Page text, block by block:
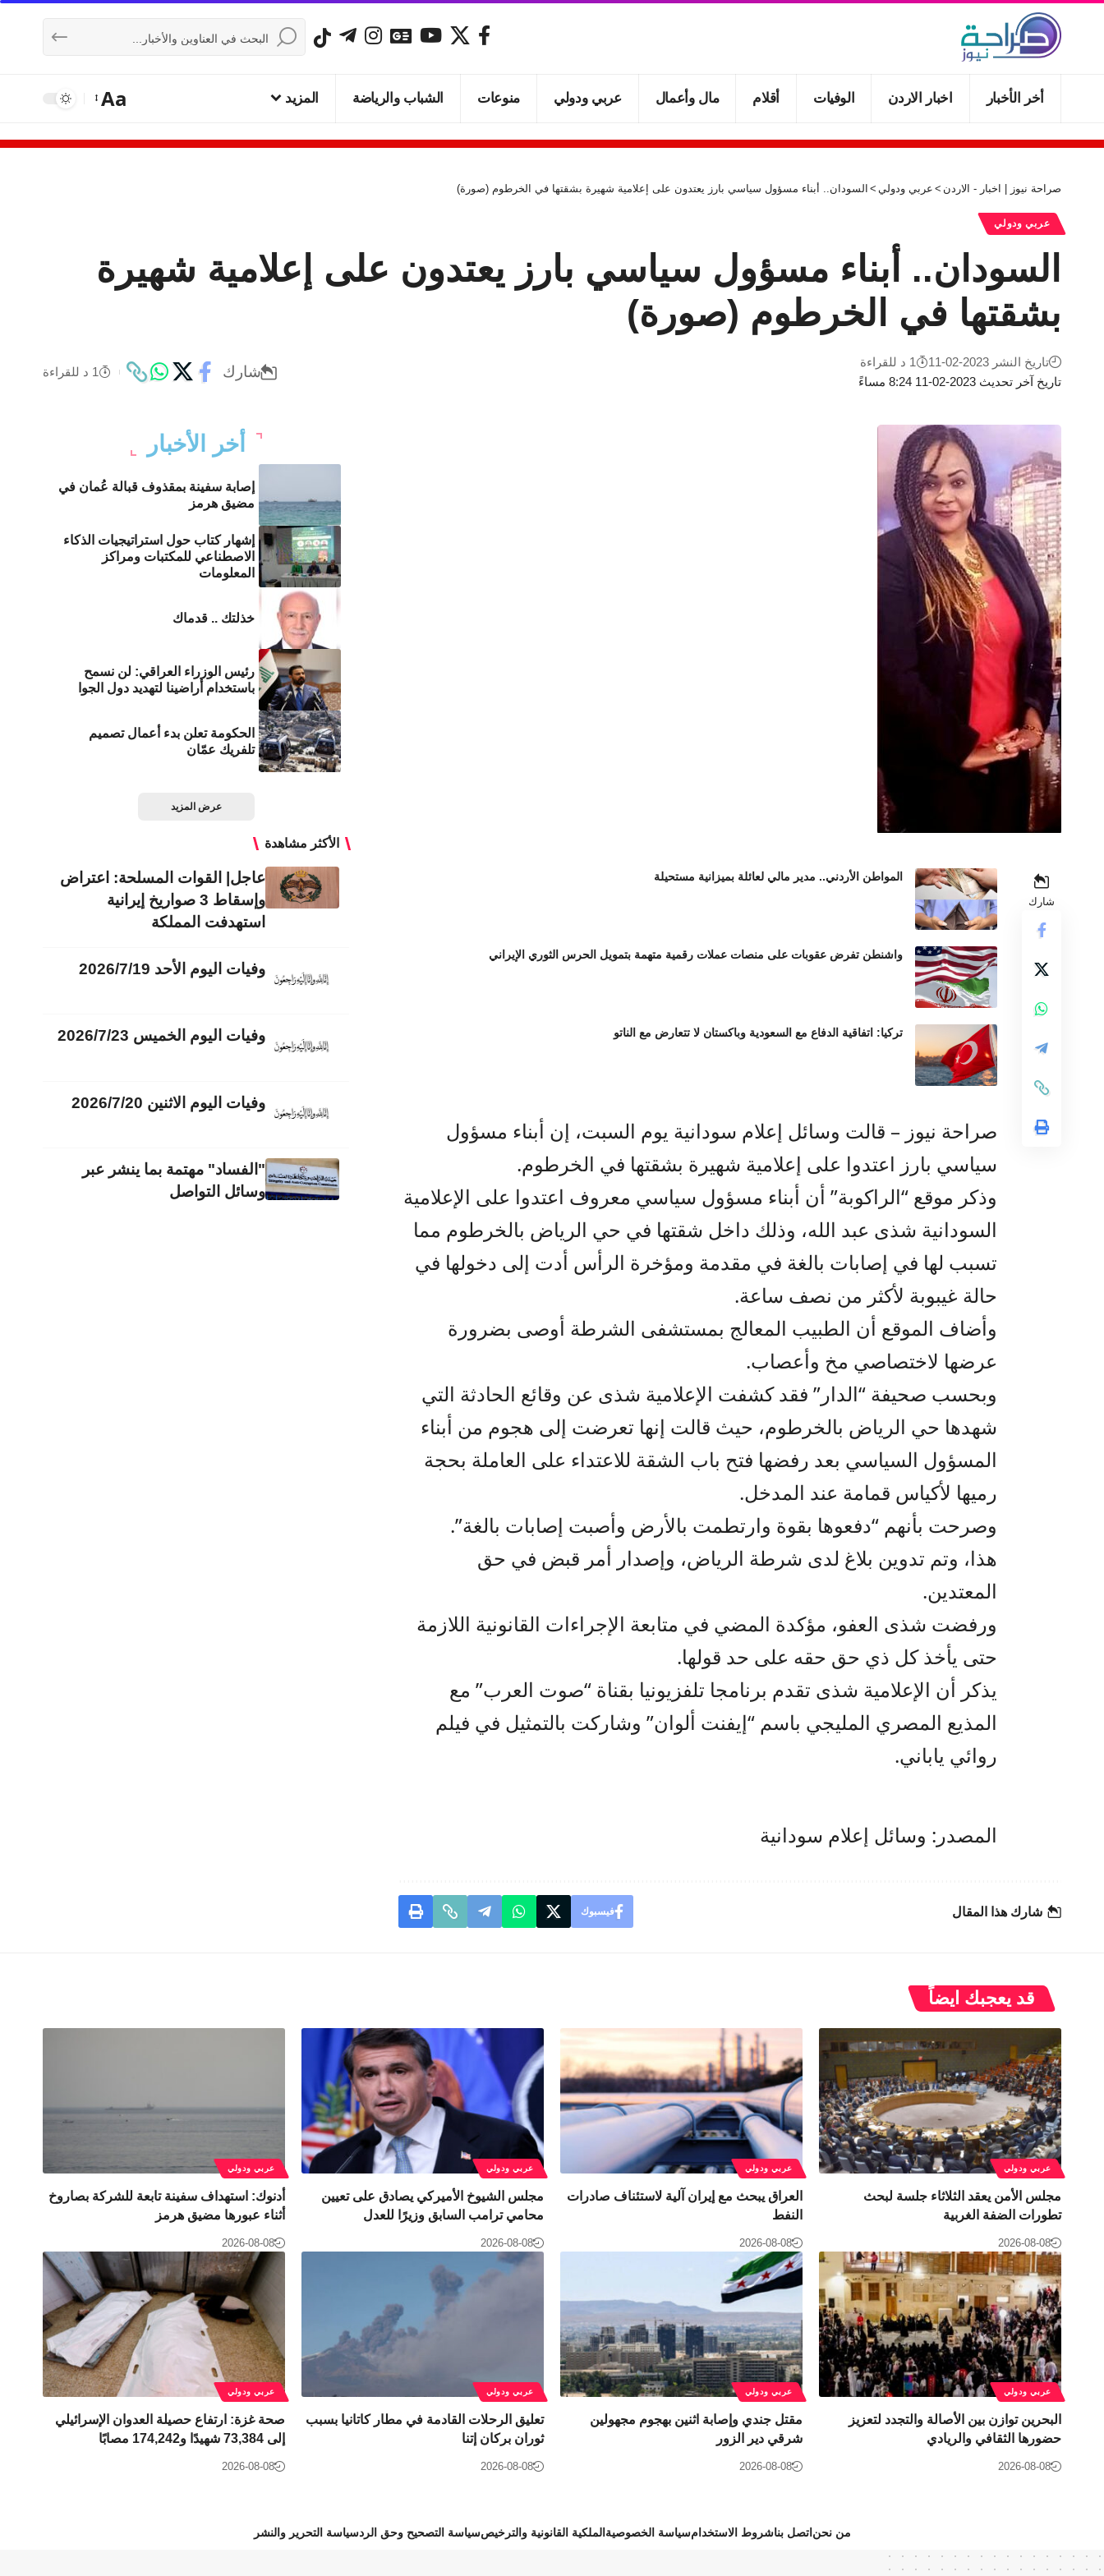
أخر الأخبار اخبار الاردن الوفيات أقلام مال وأعمال عربي ودولي منوعات الشباب والرياضة المزيد Aa
صراحة نيوز | اخبار - الاردن > عربي ودولي > السودان.. أبناء مسؤول سياسي بارز يعتدون على إعلامية شهيرة بشقتها في الخرطوم (صورة)
عربي ودولي
السودان.. أبناء مسؤول سياسي بارز يعتدون على إعلامية شهيرة
بشقتها في الخرطوم (صورة)
تاريخ آخر تحديث 2023-02-11 8:24 مساءً
تاريخ النشر 2023-02-11 1 د للقراءة
شارك 1 د للقراءة
شارك
المواطن الأردني.. مدير مالي لعائلة بميزانية مستحيلة
واشنطن تفرض عقوبات على منصات عملات رقمية متهمة بتمويل الحرس الثوري الإيراني
تركيا: اتفاقية الدفاع مع السعودية وباكستان لا تتعارض مع الناتو
صراحة نيوز – قالت وسائل إعلام سودانية يوم السبت، إن أبناء مسؤول
سياسي بارز اعتدوا على إعلامية شهيرة بشقتها في الخرطوم.
وذكر موقع “الراكوبة” أن أبناء مسؤول سياسي معروف اعتدوا على الإعلامية
السودانية شذى عبد الله، وذلك داخل شقتها في حي الرياض بالخرطوم مما
تسبب لها في إصابات بالغة في مقدمة ومؤخرة الرأس أدت إلى دخولها في
حالة غيبوبة لأكثر من نصف ساعة.
وأضاف الموقع أن الطبيب المعالج بمستشفى الشرطة أوصى بضرورة
عرضها لاختصاصي مخ وأعصاب.
وبحسب صحيفة “الدار” فقد كشفت الإعلامية شذى عن وقائع الحادثة التي
شهدها حي الرياض بالخرطوم، حيث قالت إنها تعرضت إلى هجوم من أبناء
المسؤول السياسي بعد رفضها فتح باب الشقة للاعتداء على العاملة بحجة
رميها لأكياس قمامة عند المدخل.
وصرحت بأنهم “دفعوها بقوة وارتطمت بالأرض وأصبت إصابات بالغة”.
هذا، وتم تدوين بلاغ لدى شرطة الرياض، وإصدار أمر قبض في حق
المعتدين.
ورفضت شذى العفو، مؤكدة المضي في متابعة الإجراءات القانونية اللازمة
حتى يأخذ كل ذي حق حقه على حد قولها.
يذكر أن الإعلامية شذى تقدم برنامجا تلفزيونيا بقناة “صوت العرب” مع
المذيع المصري المليجي باسم “إيفنت ألوان” وشاركت بالتمثيل في فيلم
روائي ياباني.
المصدر: وسائل إعلام سودانية
شارك هذا المقال فيسبوك
أخر الأخبار
إصابة سفينة بمقذوف قبالة عُمان في
مضيق هرمز
إشهار كتاب حول استراتيجيات الذكاء
الاصطناعي للمكتبات ومراكز
المعلومات
خذلتك .. قدماك
رئيس الوزراء العراقي: لن نسمح
باستخدام أراضينا لتهديد دول الجوا
الحكومة تعلن بدء أعمال تصميم
تلفريك عمّان
عرض المزيد
الأكثر مشاهدة
عاجل| القوات المسلحة: اعتراض
وإسقاط 3 صواريخ إيرانية
استهدفت المملكة
وفيات اليوم الأحد 2026/7/19
وفيات اليوم الخميس 2026/7/23
وفيات اليوم الاثنين 2026/7/20
"الفساد" مهتمة بما ينشر عبر
وسائل التواصل
قد يعجبك ايضاً
عربي ودولي
مجلس الأمن يعقد الثلاثاء جلسة لبحث
تطورات الضفة الغربية
2026-08-08
عربي ودولي
العراق يبحث مع إيران آلية لاستئناف صادرات
النفط
2026-08-08
عربي ودولي
مجلس الشيوخ الأميركي يصادق على تعيين
محامي ترامب السابق وزيرًا للعدل
2026-08-08
عربي ودولي
أدنوك: استهداف سفينة تابعة للشركة بصاروخ
أثناء عبورها مضيق هرمز
2026-08-08
عربي ودولي
البحرين توازن بين الأصالة والتجدد لتعزيز
حضورها الثقافي والريادي
2026-08-08
عربي ودولي
مقتل جندي وإصابة اثنين بهجوم مجهولين
شرقي دير الزور
2026-08-08
عربي ودولي
تعليق الرحلات القادمة في مطار كاتانيا بسبب
ثوران بركان إتنا
2026-08-08
عربي ودولي
صحة غزة: ارتفاع حصيلة العدوان الإسرائيلي
إلى 73,384 شهيدًا و174,242 مصابًا
2026-08-08
من نحن اتصل بناشروط الاستخدامسياسة الخصوصية الملكية القانونية والترخيصسياسة التصحيح وحق الردسياسة التحرير والنشر